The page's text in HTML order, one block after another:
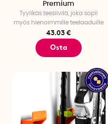
Premium
Tyylikäs teesiivilä, joka sopii
myös hienoimmille teelaaduille
43.03 €
Osta